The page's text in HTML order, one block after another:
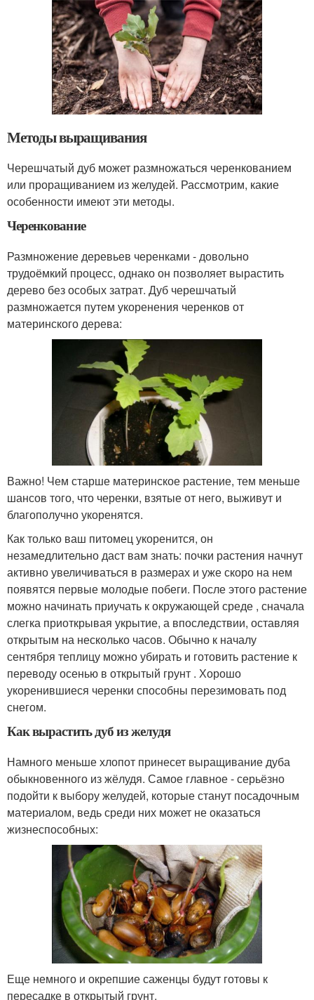
Методы выращивания
Черешчатый дуб может размножаться черенкованием
или проращиванием из желудей. Рассмотрим, какие
особенности имеют эти методы.
Черенкование
Размножение деревьев черенками - довольно
трудоёмкий процесс, однако он позволяет вырастить
дерево без особых затрат. Дуб черешчатый
размножается путем укоренения черенков от
материнского дерева:
Важно! Чем старше материнское растение, тем меньше
шансов того, что черенки, взятые от него, выживут и
благополучно укоренятся.
Как только ваш питомец укоренится, он
незамедлительно даст вам знать: почки растения начнут
активно увеличиваться в размерах и уже скоро на нем
появятся первые молодые побеги. После этого растение
можно начинать приучать к окружающей среде , сначала
слегка приоткрывая укрытие, а впоследствии, оставляя
открытым на несколько часов. Обычно к началу
сентября теплицу можно убирать и готовить растение к
переводу осенью в открытый грунт . Хорошо
укоренившиеся черенки способны перезимовать под
снегом.
Как вырастить дуб из желудя
Намного меньше хлопот принесет выращивание дуба
обыкновенного из жёлудя. Самое главное - серьёзно
подойти к выбору желудей, которые станут посадочным
материалом, ведь среди них может не оказаться
жизнеспособных:
Еще немного и окрепшие саженцы будут готовы к
пересадке в открытый грунт.